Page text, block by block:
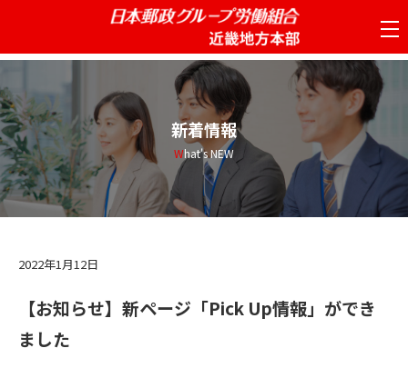
新着情報
What's NEW
2022年1月12日
【お知らせ】新ページ「Pick Up情報」ができ
ました